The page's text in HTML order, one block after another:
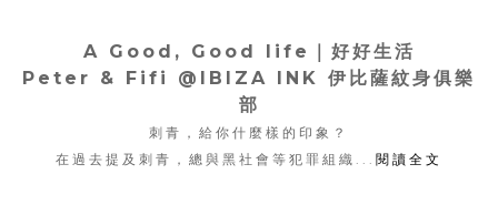
A Good, Good life｜ 好好生活
Peter & Fifi @IBIZA INK 伊比薩紋身俱樂
部
刺青，給你什麼樣的印象？
在過去提及刺青，總與黑社會等犯罪組織... 閱讀全文